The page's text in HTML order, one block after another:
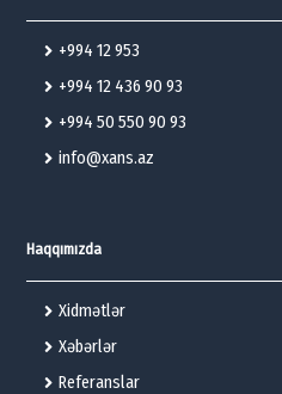
+994 12 953
+994 12 436 90 93
+994 50 550 90 93
info@xans.az
Haqqımızda
Xidmətlər
Xəbərlər
Referanslar